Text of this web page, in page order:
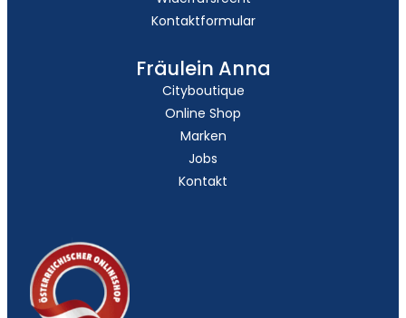
Kontaktformular
Fräulein Anna
Cityboutique
Online Shop
Marken
Jobs
Kontakt